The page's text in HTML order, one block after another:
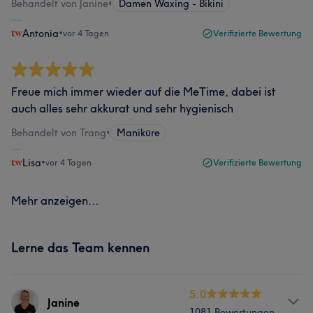
Behandelt von Janine• Damen Waxing - Bikini
Antonia•vor 4 Tagen Verifizierte Bewertung
Freue mich immer wieder auf die MeTime, dabei ist
auch alles sehr akkurat und sehr hygienisch
Behandelt von Trang• Maniküre
Lisa•vor 4 Tagen Verifizierte Bewertung
Mehr anzeigen...
Lerne das Team kennen
Janine
5.0